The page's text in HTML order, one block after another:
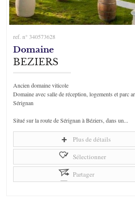
ref. n° 340573628
Domaine
BÉZIERS
Ancien domaine viticole
Domaine avec salle de réception, logements et parc
Sérignan
Situé sur la route de Sérignan à Béziers, dans un...
Plus de détails
Sélectionner
Partager